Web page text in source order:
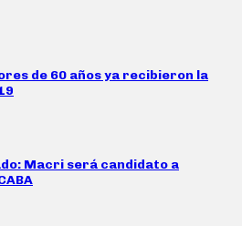
de 60 años ya recibieron la
Macri será candidato a